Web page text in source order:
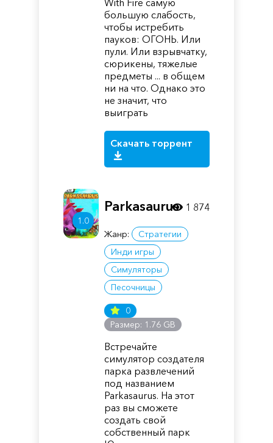
With Fire самую
большую слабость,
чтобы истребить
пауков: ОГОНЬ. Или
пули. Или взрывчатку,
сюрикены, тяжелые
предметы ... в общем
ни на что. Однако это
не значит, что
выиграть
Скачать торрент
1.0
Parkasaurus
Жанр:
Стратегии
Инди игры
Симуляторы
Песочницы
0
Размер: 1.76 GB
Встречайте
симулятор создателя
парка развлечений
под названием
Parkasaurus. На этот
раз вы сможете
создать свой
собственный парк
1 874